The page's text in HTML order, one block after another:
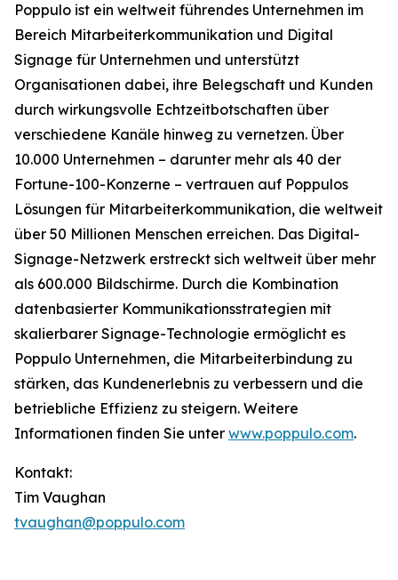
Poppulo ist ein weltweit führendes Unternehmen im
Bereich Mitarbeiterkommunikation und Digital
Signage für Unternehmen und unterstützt
Organisationen dabei, ihre Belegschaft und Kunden
durch wirkungsvolle Echtzeitbotschaften über
verschiedene Kanäle hinweg zu vernetzen. Über
10.000 Unternehmen – darunter mehr als 40 der
Fortune-100-Konzerne – vertrauen auf Poppulos
Lösungen für Mitarbeiterkommunikation, die weltweit
über 50 Millionen Menschen erreichen. Das Digital-
Signage-Netzwerk erstreckt sich weltweit über mehr
als 600.000 Bildschirme. Durch die Kombination
datenbasierter Kommunikationsstrategien mit
skalierbarer Signage-Technologie ermöglicht es
Poppulo Unternehmen, die Mitarbeiterbindung zu
stärken, das Kundenerlebnis zu verbessern und die
betriebliche Effizienz zu steigern. Weitere
Informationen finden Sie unter www.poppulo.com.
Kontakt:
Tim Vaughan
tvaughan@poppulo.com